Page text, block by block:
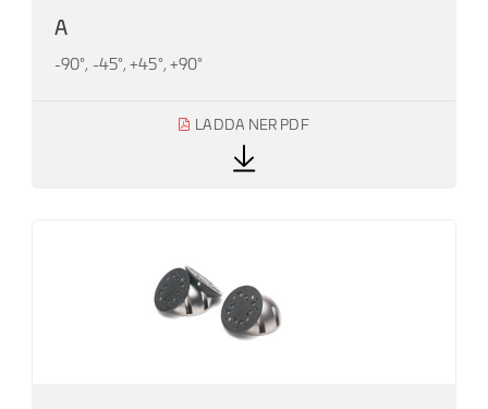
A
-90°, -45°, +45°, +90°
LADDA NER PDF